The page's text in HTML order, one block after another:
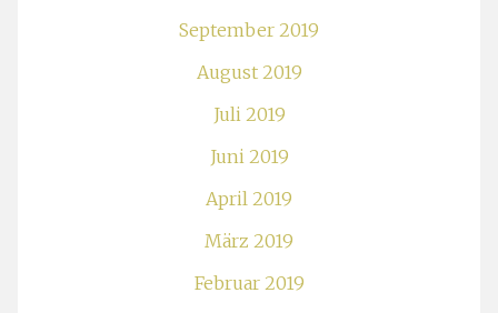
September 2019
August 2019
Juli 2019
Juni 2019
April 2019
März 2019
Februar 2019